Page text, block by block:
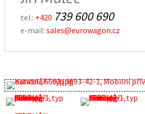
tel.: +420 739 600 690
e-mail: sales@eurowagon.cz